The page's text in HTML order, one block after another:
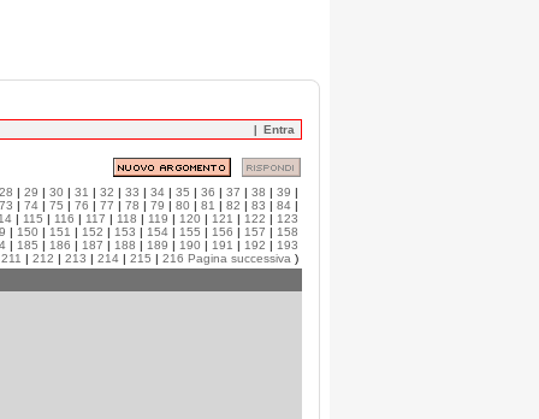
Entra
28 | 29 | 30 | 31 | 32 | 33 | 34 | 35 | 36 | 37 | 38 | 39 |
73 | 74 | 75 | 76 | 77 | 78 | 79 | 80 | 81 | 82 | 83 | 84 |
| 115 | 116 | 117 | 118 | 119 | 120 | 121 | 122 | 123
| 150 | 151 | 152 | 153 | 154 | 155 | 156 | 157 | 158
| 185 | 186 | 187 | 188 | 189 | 190 | 191 | 192 | 193
211 | 212 | 213 | 214 | 215 | 216 Pagina successiva )